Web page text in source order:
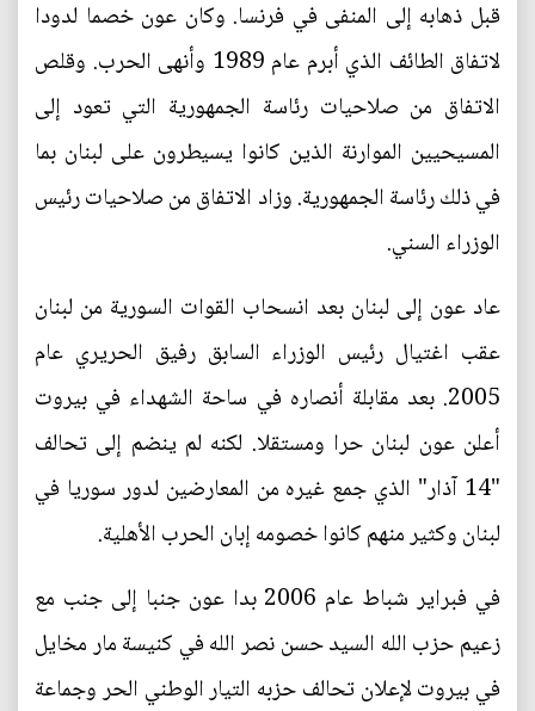
قبل ذهابه إلى المنفى في فرنسا. وكان عون خصما لدودا
لاتفاق الطائف الذي أبرم عام 1989 وأنهى الحرب. وقلص
الاتفاق من صلاحيات رئاسة الجمهورية التي تعود إلى
المسيحيين الموارنة الذين كانوا يسيطرون على لبنان بما
في ذلك رئاسة الجمهورية. وزاد الاتفاق من صلاحيات رئيس
الوزراء السني.
عاد عون إلى لبنان بعد انسحاب القوات السورية من لبنان
عقب اغتيال رئيس الوزراء السابق رفيق الحريري عام
2005. بعد مقابلة أنصاره في ساحة الشهداء في بيروت
أعلن عون لبنان حرا ومستقلا. لكنه لم ينضم إلى تحالف
"14 آذار" الذي جمع غيره من المعارضين لدور سوريا في
لبنان وكثير منهم كانوا خصومه إبان الحرب الأهلية.
في فبراير شباط عام 2006 بدا عون جنبا إلى جنب مع
زعيم حزب الله السيد حسن نصر الله في كنيسة مار مخايل
في بيروت لإعلان تحالف حزبه التيار الوطني الحر وجماعة